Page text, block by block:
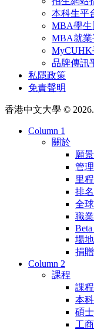
本科生平
MBA學生
MBA就業
MyCUHK
品牌傳訊
私隱政策
免責聲明
香港中文大學 ©
Column 1
關於
願
管
里
排
全
職
Beta
場
捐贈
Column 2
課程
課
本科
碩士
工